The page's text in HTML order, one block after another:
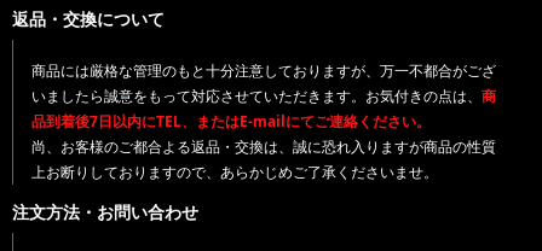
返品・交換について
商品には厳格な管理のもと十分注意しておりますが、万一不都合がござ
いましたら誠意をもって対応させていただきます。お気付きの点は、 商
品到着後7日以内にTEL、またはE-mailにてご連絡ください。
尚、お客様のご都合よる返品・交換は、誠に恐れ入りますが商品の性質
上お断りしておりますので、あらかじめご了承くださいませ。
注文方法・お問い合わせ